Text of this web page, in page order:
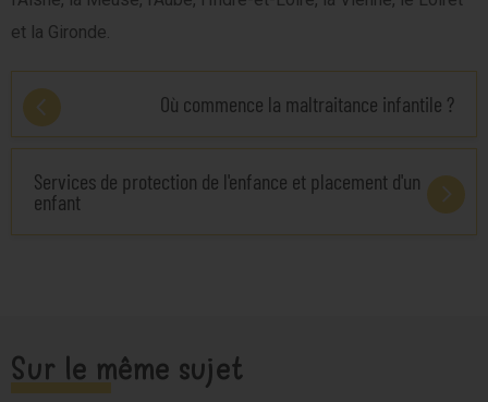
et la Gironde.
Où commence la maltraitance infantile ?
Services de protection de l'enfance et placement d'un
enfant
Sur le même sujet